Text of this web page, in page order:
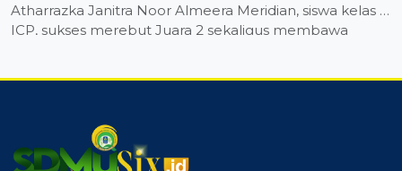
Atharrazka Janitra Noor Almeera Meridian, siswa kelas 4
ICP, sukses merebut Juara 2 sekaligus membawa
Panahan yang digelar […]